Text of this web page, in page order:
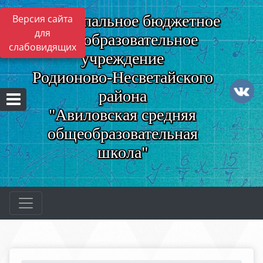
Версия сайта
для
слабовидящих
Муниципальное бюджетное
общеобразовательное
учреждение
Родионово-Несветайского
района
"Авиловская средняя
общеобразовательная
школа"